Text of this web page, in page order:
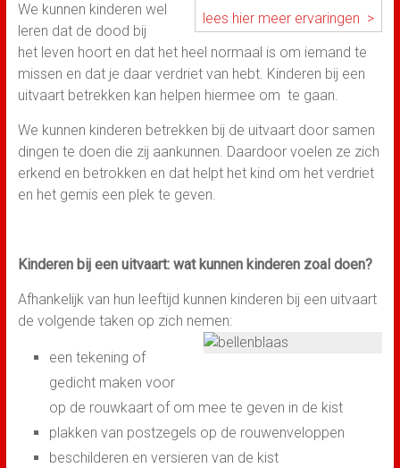
lees hier meer ervaringen >
We kunnen kinderen wel
leren dat de dood bij
het leven hoort en dat het heel normaal is om iemand te
missen en dat je daar verdriet van hebt. Kinderen bij een
uitvaart betrekken kan helpen hiermee om te gaan.
We kunnen kinderen betrekken bij de uitvaart door samen
dingen te doen die zij aankunnen. Daardoor voelen ze zich
erkend en betrokken en dat helpt het kind om het verdriet
en het gemis een plek te geven.
Kinderen bij een uitvaart: wat kunnen kinderen zoal doen?
Afhankelijk van hun leeftijd kunnen kinderen bij een uitvaart
de volgende taken op zich nemen:
een tekening of
gedicht maken voor
op de rouwkaart of om mee te geven in de kist
plakken van postzegels op de rouwenveloppen
beschilderen en versieren van de kist